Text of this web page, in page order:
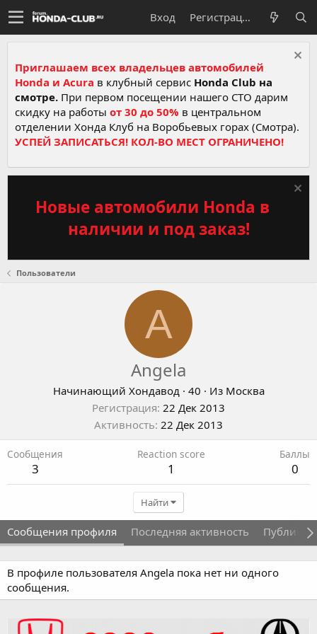
Вход Регистрация
Приглашаем всех владельцев автомобилей
Honda и Acura в клубный сервис Honda Club на
смотре. При первом посещении нашего СТО дарим
скидку на работы от 30 до 50% в центральном
отделении Хонда Клуб на Воробьевых горах (Смотра).
УСПЕЙ ЗАПИСАТЬСЯ! КОЛ-ВО МЕСТ ОГРАНИЧЕНО!
Новые автомобили Honda в
наличии и под заказ!
Пользователи
A
Angela
Начинающий Хондавод · 40 · Из Москва
Регистрация 22 Дек 2013
Активность 22 Дек 2013
Сообщения
3
Reaction score
1
Баллы
0
Найти
Сообщения профиля Последняя активность
В профиле пользователя Angela пока нет ни одного
сообщения.